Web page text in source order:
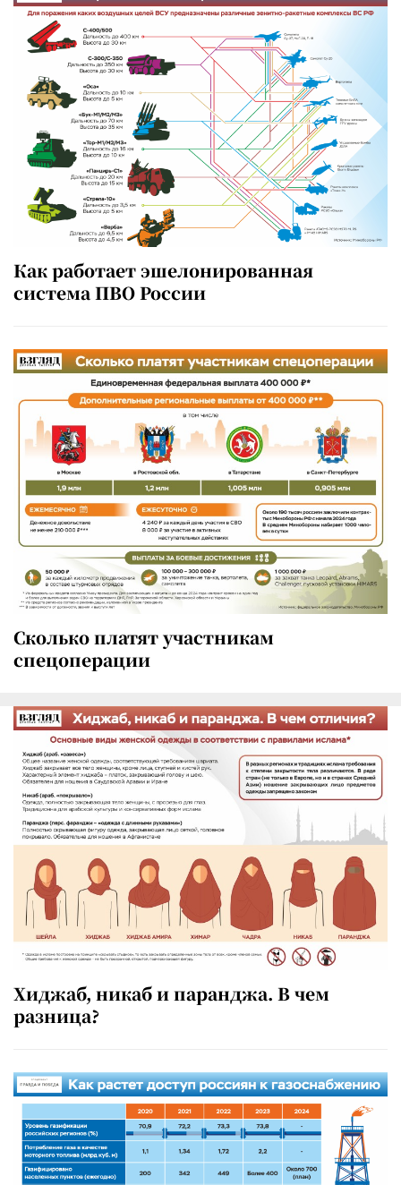
Как работает эшелонированная
система ПВО России
Сколько платят участникам
спецоперации
Хиджаб, никаб и паранджа. В чем
разница?